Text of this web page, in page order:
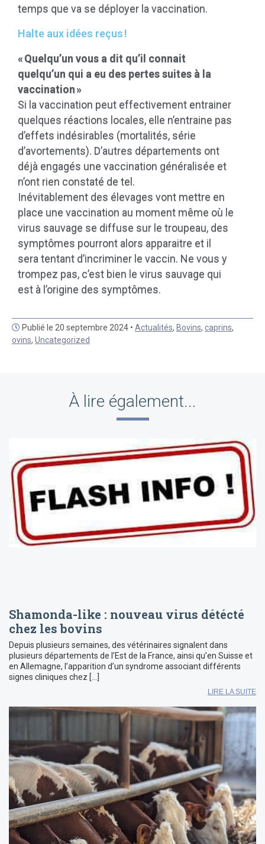
temps que va se déployer la vaccination.
Halte aux idées reçus !
« Quelqu’un vous a dit qu’il connait
quelqu’un qui a eu des pertes suites à la
vaccination »
Si la vaccination peut effectivement entrainer
quelques réactions locales, elle n’entraine pas
d’effets indésirables (mortalités, série
d’avortements). D’autres départements ont
déjà engagés une vaccination généralisée et
n’ont rien constaté de tel.
Inévitablement des élevages vont mettre en
place une vaccination au moment même où le
virus sauvage se diffuse sur le troupeau, des
symptômes pourront alors apparaitre et il
sera tentant d’incriminer le vaccin. Ne vous y
trompez pas, c’est bien le virus sauvage qui
est à l’origine des symptômes.
Publié le 20 septembre 2024 • Actualités, Bovins, caprins,
ovins, Uncategorized
À lire également...
Shamonda-like : nouveau virus détécté
chez les bovins
Depuis plusieurs semaines, des vétérinaires signalent dans
plusieurs départements de l’Est de la France, ainsi qu’en Suisse et
en Allemagne, l’apparition d’un syndrome associant différents
signes cliniques chez […]
LIRE LA SUITE